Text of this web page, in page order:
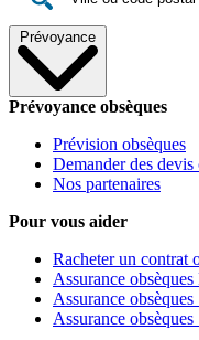
Prévoyance
Prévoyance obsèques
Prévision obsèques
Demander des devis
Nos partenaires
Pour vous aider
Racheter un contrat
Assurance
Assurance
Assurance